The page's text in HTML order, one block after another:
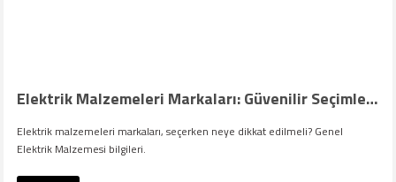
Elektrik Malzemeleri Markaları: Güvenilir Seçimler ve 2025 Rehberi
Elektrik malzemeleri markaları, seçerken neye dikkat edilmeli? Genel
Elektrik Malzemesi bilgileri.